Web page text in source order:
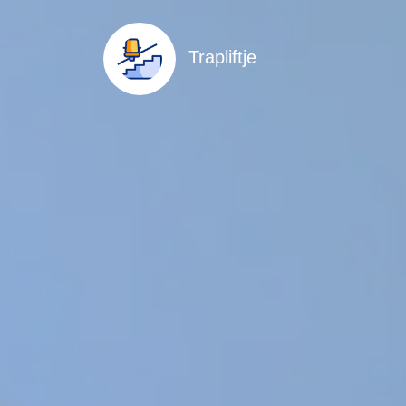
Trapliftje